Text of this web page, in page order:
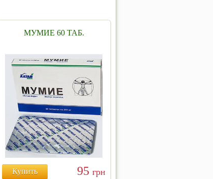
МУМИЕ 60 ТАБ.
Купить 95 грн